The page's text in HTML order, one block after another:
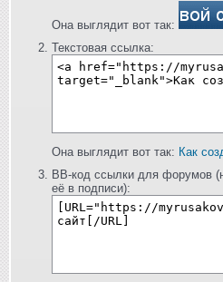
Она выглядит вот так:
Текстовая ссылка:
Она выглядит вот так: Как
BB-код ссылки для форумов
её в подписи):